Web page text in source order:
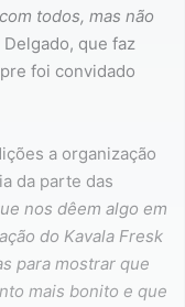
todos, mas não
que faz
foi convidado
a organização
da parte das
nos dêem algo em
do Kavala Fresk
para mostrar que
mais bonito e que